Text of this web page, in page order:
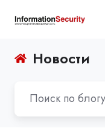
Новости